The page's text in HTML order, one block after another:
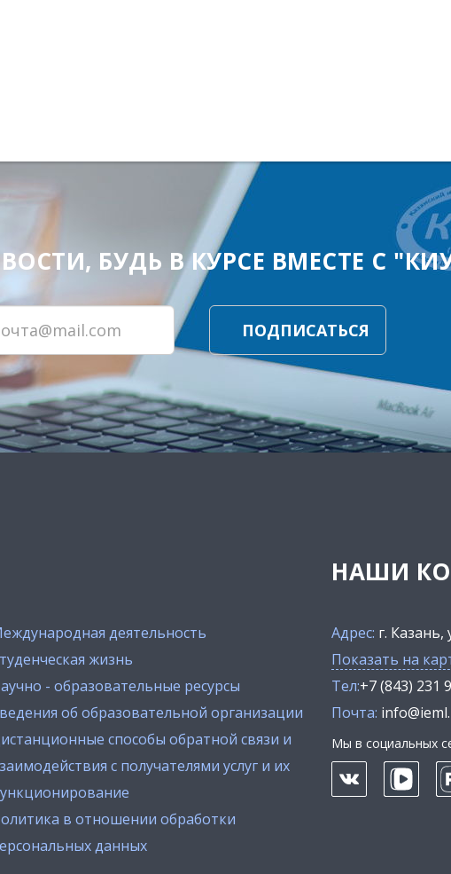
БУДЬ В КУРСЕ ВМЕСТЕ С
ПОДПИСАТЬСЯ
деятельность
жизнь
- образовательные ресурсы
об образовательной организации
способы обратной связи и
с получателями услуг и их
в отношении обработки
данных
НАШИ
Адрес: г. Казань,
Показать на
Тел:+7 (843) 231
Почта:
Мы в социальных